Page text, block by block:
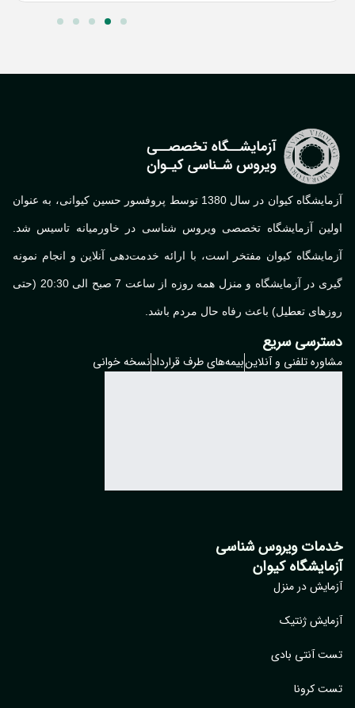
آزمایشگاه کیوان در سال 1380 توسط پروفسور حسین کیوانی، به عنوان
آزمایشگاه تخصصی ویروس شناسی در خاورمیانه تاسیس شد.
کیوان مفتخر است، با ارائه خدمت‌دهی آنلاین و انجام نمونه
گیری در آزمایشگاه و منزل همه روزه از ساعت 7 صبح الی 20:30 (حتی
تعطیل) باعث رفاه حال مردم باشد.
سریع
تلفنی و آنلاینبیمه‌های طرف قراردادنسخه خوانی
ویروس شناسی
کیوان
در منزل
ژنتیک
آنتی بادی
کرونا